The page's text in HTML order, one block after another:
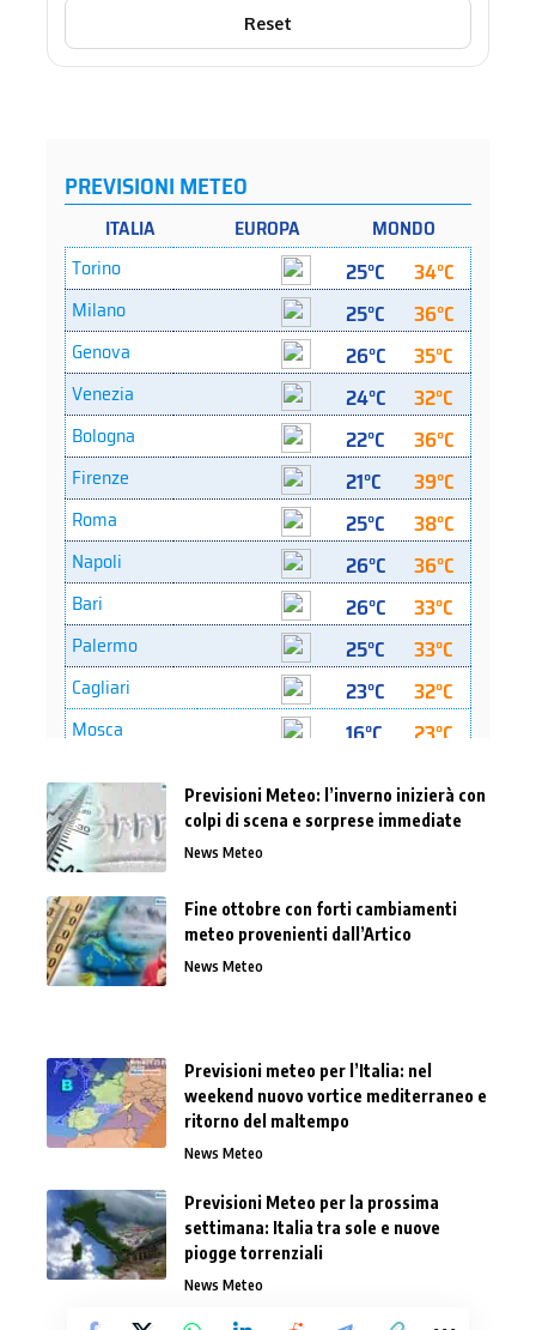
Reset
Previsioni Meteo: l’inverno inizierà con
colpi di scena e sorprese immediate
News Meteo
Fine ottobre con forti cambiamenti
meteo provenienti dall’Artico
News Meteo
Previsioni meteo per l’Italia: nel
weekend nuovo vortice mediterraneo e
ritorno del maltempo
News Meteo
Previsioni Meteo per la prossima
settimana: Italia tra sole e nuove
piogge torrenziali
News Meteo